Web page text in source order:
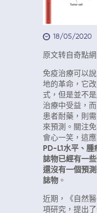
18/05/2020
原文转自奇點網
免疫治療可以
地的革命，它
式，但是並不
治療中受益，
患者耐藥，則
來預測。關注
會心一笑，這
PD-L1水平、
誌物已經有一
還沒有一個預
誌物 。
近期，《自然
項研究，提出